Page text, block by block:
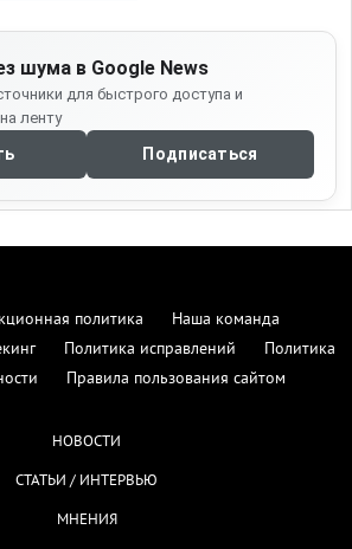
шума в Google News
для быстрого доступа и
ленту
Подписаться
политика
Наша команда
Политика исправлений
Политика
Правила пользования сайтом
НОВОСТИ
СТАТЬИ / ИНТЕРВЬЮ
МНЕНИЯ